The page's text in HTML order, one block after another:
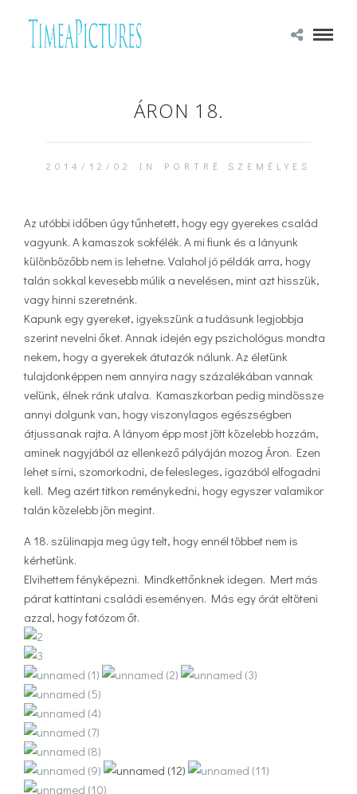
ÁRON 18.
2014/12/02 IN PORTRÉ SZEMÉLYES
Az utóbbi időben úgy tűnhetett, hogy egy gyerekes család
vagyunk. A kamaszok sokfélék. A mi fiunk és a lányunk
különbözőbb nem is lehetne. Valahol jó példák arra, hogy
talán sokkal kevesebb múlik a nevelésen, mint azt hisszük,
vagy hinni szeretnénk.
Kapunk egy gyereket, igyekszünk a tudásunk legjobbja
szerint nevelni őket. Annak idején egy pszichológus mondta
nekem, hogy a gyerekek átutazók nálunk. Az életünk
tulajdonképpen nem annyira nagy százalékában vannak
velünk, élnek ránk utalva. Kamaszkorban pedig mindössze
annyi dolgunk van, hogy viszonylagos egészségben
átjussanak rajta. A lányom épp most jött közelebb hozzám,
aminek nagyjából az ellenkező pályáján mozog Áron. Ezen
lehet sírni, szomorkodni, de felesleges, igazából elfogadni
kell. Meg azért titkon reménykedni, hogy egyszer valamikor
talán közelebb jön megint.
A 18. szülinapja meg úgy telt, hogy ennél többet nem is
kérhetünk.
Elvihettem fényképezni. Mindkettőnknek idegen. Mert más
párat kattintani családi eseményen. Más egy órát eltöteni
azzal, hogy fotózom őt.